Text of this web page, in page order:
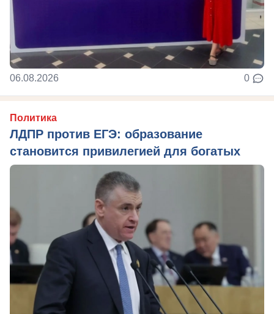
06.08.2026 0
Политика
ЛДПР против ЕГЭ: образование
становится привилегией для богатых